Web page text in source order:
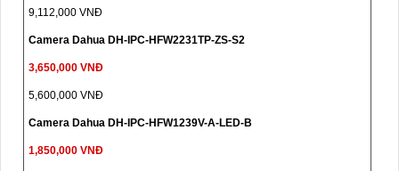
9,112,000 VNĐ
Camera Dahua DH-IPC-HFW2231TP-ZS-S2
3,650,000 VNĐ
5,600,000 VNĐ
Camera Dahua DH-IPC-HFW1239V-A-LED-B
1,850,000 VNĐ